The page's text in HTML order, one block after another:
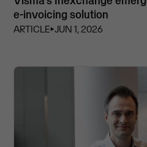
e-invoicing solution
ARTICLE⏵JUN 1, 2026